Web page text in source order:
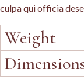
culpa qui officia
Weight